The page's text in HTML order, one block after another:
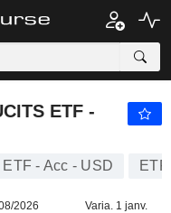
ETF -
- Acc - USD ETF
2026 Varia. 1 janv.